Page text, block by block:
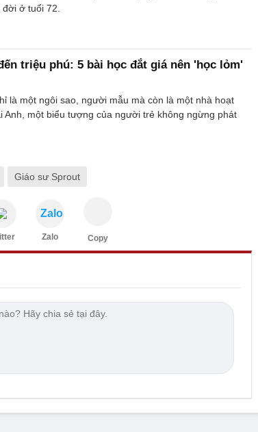
ở tuổi 72.
triệu phú: 5 bài học đắt giá nên 'học lỏm'
là một ngôi sao, người mẫu mà còn là một nhà hoạt
Anh, một biểu tượng của người trẻ không ngừng phát
Giáo sư Sprout
Zalo
Zalo Copy